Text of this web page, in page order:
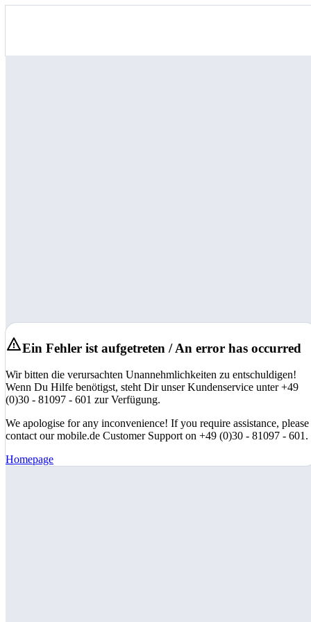
Ein Fehler ist aufgetreten / An error has occurred
Wir bitten die verursachten Unannehmlichkeiten zu entschuldigen!
Wenn Du Hilfe benötigst, steht Dir unser Kundenservice unter +49
(0)30 - 81097 - 601 zur Verfügung.
We apologise for any inconvenience! If you require assistance, please
contact our mobile.de Customer Support on +49 (0)30 - 81097 - 601.
Homepage